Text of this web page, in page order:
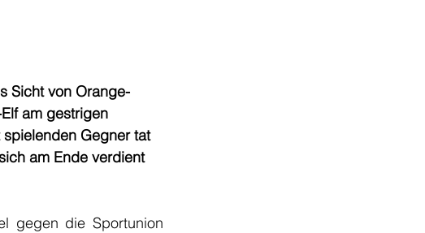
Sicht von Orange-
am gestrigen
Gegner tat
am Ende verdient
gegen die Sportunion